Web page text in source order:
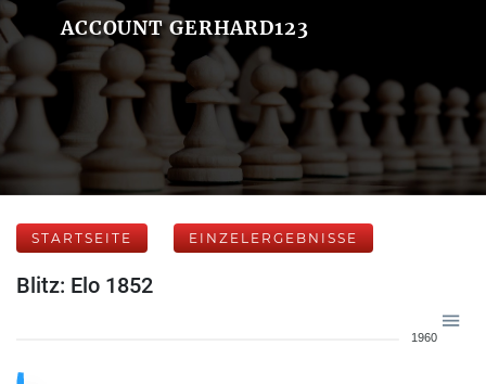
ACCOUNT GERHARD123
STARTSEITE EINZELERGEBNISSE
Blitz: Elo 1852
1960